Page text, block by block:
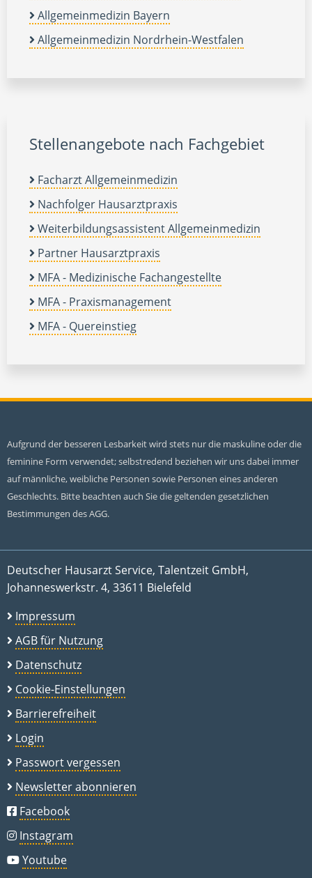
Allgemeinmedizin Bayern
Allgemeinmedizin Nordrhein-Westfalen
Stellenangebote nach Fachgebiet
Facharzt Allgemeinmedizin
Nachfolger Hausarztpraxis
Weiterbildungsassistent Allgemeinmedizin
Partner Hausarztpraxis
MFA - Medizinische Fachangestellte
MFA - Praxismanagement
MFA - Quereinstieg
Aufgrund der besseren Lesbarkeit wird stets nur die maskuline oder die
feminine Form verwendet; selbstredend beziehen wir uns dabei immer
auf männliche, weibliche Personen sowie Personen eines anderen
Geschlechts. Bitte beachten auch Sie die geltenden gesetzlichen
Bestimmungen des AGG.
Deutscher Hausarzt Service, Talentzeit GmbH,
Johanneswerkstr. 4, 33611 Bielefeld
Impressum
AGB für Nutzung
Datenschutz
Cookie-Einstellungen
Barrierefreiheit
Login
Passwort vergessen
Newsletter abonnieren
Facebook
Instagram
Youtube